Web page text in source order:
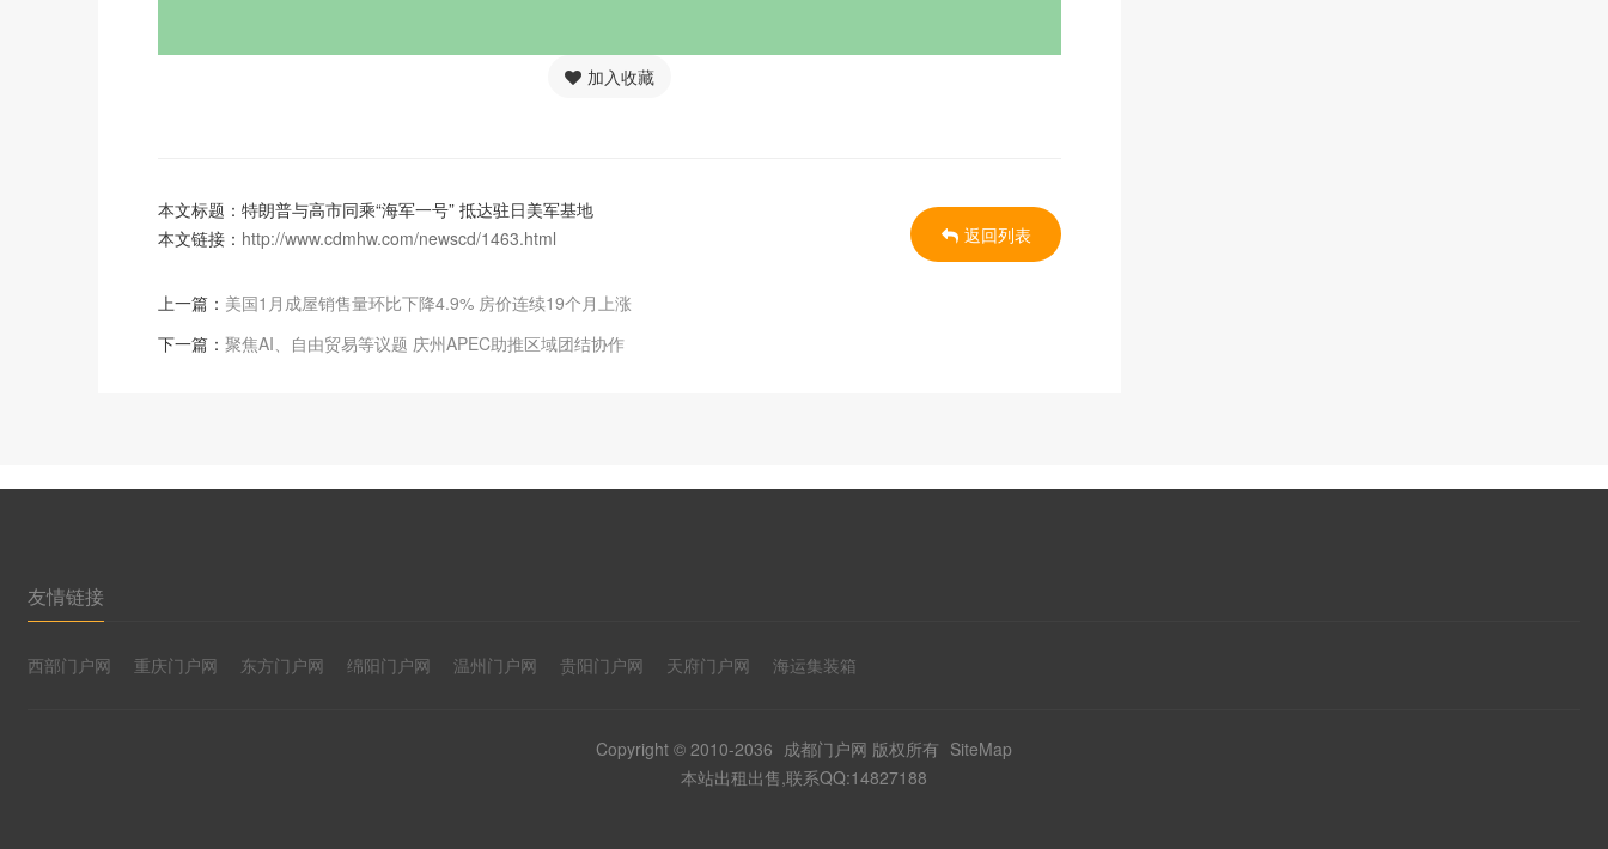
加入收藏
本文标题：特朗普与高市同乘“海军一号” 抵达驻日美军基地
本文链接： http://www.cdmhw.com/newscd/1463.html
上一篇： 美国1月成屋销售量环比下降4.9% 房价连续19个月上涨
下一篇： 聚焦AI、自由贸易等议题 庆州APEC助推区域团结协作
返回列表
友情链接
西部门户网 重庆门户网 东方门户网 绵阳门户网 温州门户网 贵阳门户网 天府门户网 海运集装箱
Copyright © 2010-2036 成都门户网 版权所有 SiteMap
本站出租出售,联系QQ:14827188